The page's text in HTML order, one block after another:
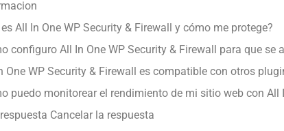
es All In One WP Security & Firewall y cómo me protege?
configuro All In One WP Security & Firewall para que se
One WP Security & Firewall es compatible con otros
puedo monitorear el rendimiento de mi sitio web con All
Cancelar la respuesta